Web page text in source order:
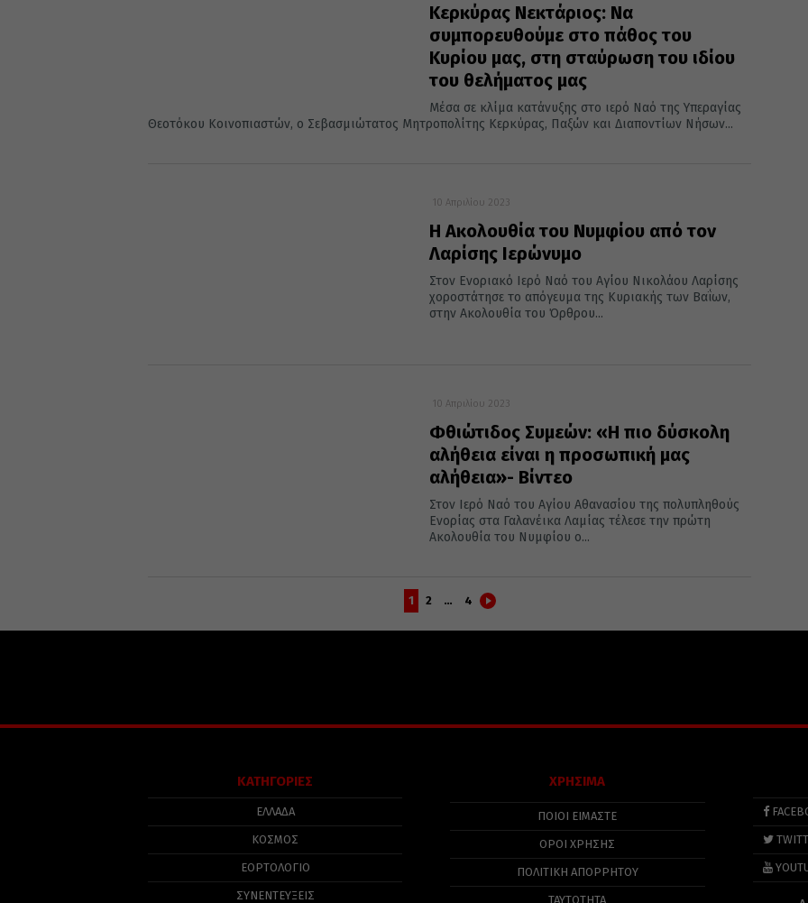
Κερκύρας Νεκτάριος: Να
συμπορευθούμε στο πάθος του
Κυρίου μας, στη σταύρωση του ιδίου
του θελήματος μας
Μέσα σε κλίμα κατάνυξης στο ιερό Ναό της Υπεραγίας
Θεοτόκου Κοινοπιαστών, ο Σεβασμιώτατος Μητροπολίτης Κερκύρας, Παξών και Διαποντίων Νήσων...
10 Απριλίου 2023
Η Ακολουθία του Νυμφίου από τον
Λαρίσης Ιερώνυμο
Στον Ενοριακό Ιερό Ναό του Αγίου Νικολάου Λαρίσης
χοροστάτησε το απόγευμα της Κυριακής των Βαΐων,
στην Ακολουθία του Όρθρου...
10 Απριλίου 2023
Φθιώτιδος Συμεών: «Η πιο δύσκολη
αλήθεια είναι η προσωπική μας
αλήθεια»- Βίντεο
Στον Ιερό Ναό του Αγίου Αθανασίου της πολυπληθούς
Ενορίας στα Γαλανέικα Λαμίας τέλεσε την πρώτη
Ακολουθία του Νυμφίου ο...
1 2 … 4
ΚΑΤΗΓΟΡΙΕΣ
ΕΛΛΑΔΑ
ΚΟΣΜΟΣ
ΕΟΡΤΟΛΟΓΙΟ
ΣΥΝΕΝΤΕΥΞΕΙΣ
ΧΡΗΣΙΜΑ
ΠΟΙΟΙ ΕΙΜΑΣΤΕ
ΟΡΟΙ ΧΡΗΣΗΣ
ΠΟΛΙΤΙΚΉ ΑΠΟΡΡΉΤΟΥ
ΤΑΥΤΟΤΗΤΑ